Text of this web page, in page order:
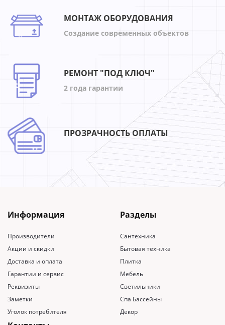
МОНТАЖ ОБОРУДОВАНИЯ
Создание современных объектов
РЕМОНТ "ПОД КЛЮЧ"
2 года гарантии
ПРОЗРАЧНОСТЬ ОПЛАТЫ
Информация
Производители
Акции и скидки
Доставка и оплата
Гарантии и сервис
Реквизиты
Заметки
Уголок потребителя
Разделы
Сантехника
Бытовая техника
Плитка
Мебель
Светильники
Спа Бассейны
Декор